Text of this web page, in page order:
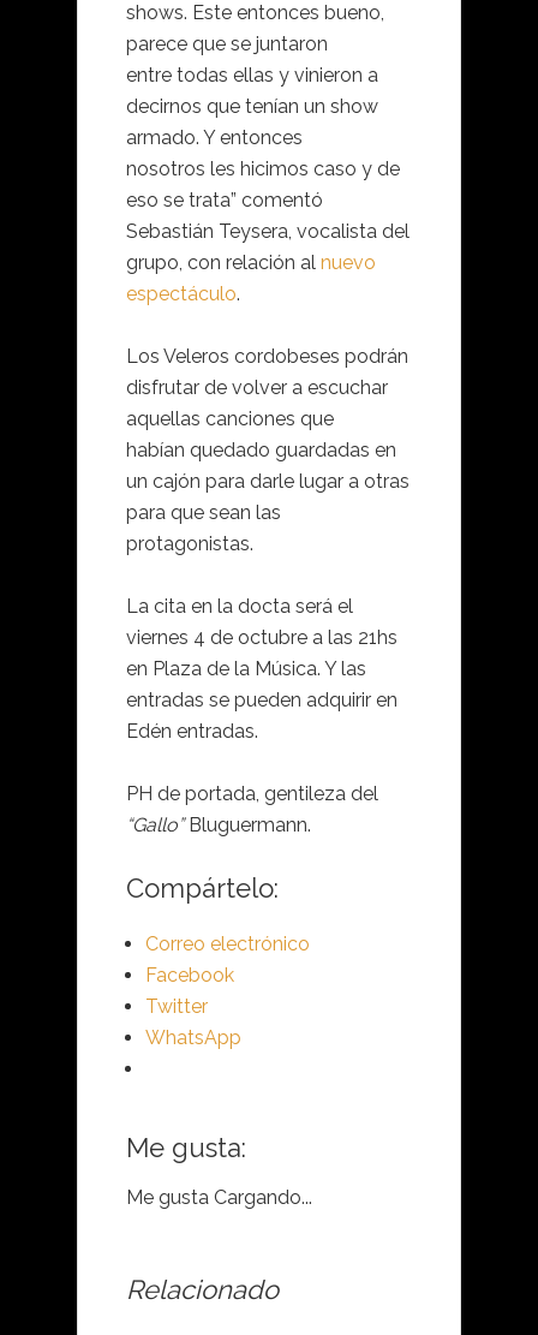
shows. Este entonces bueno,
parece que se juntaron
entre todas ellas y vinieron a
decirnos que tenían un show
armado. Y entonces
nosotros les hicimos caso y de
eso se trata” comentó
Sebastián Teysera, vocalista del
grupo, con relación al nuevo
espectáculo.
Los Veleros cordobeses podrán
disfrutar de volver a escuchar
aquellas canciones que
habían quedado guardadas en
un cajón para darle lugar a otras
para que sean las
protagonistas.
La cita en la docta será el
viernes 4 de octubre a las 21hs
en Plaza de la Música. Y las
entradas se pueden adquirir en
Edén entradas.
PH de portada, gentileza del
“Gallo”Bluguermann.
Compártelo:
Correo electrónico
Facebook
Twitter
WhatsApp
Me gusta:
Me gusta Cargando...
Relacionado